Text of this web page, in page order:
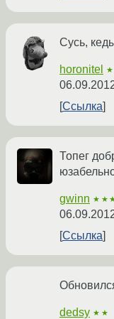
Сусь,
horonitel
Ссылка
Топег
gwinn
Ссылка
dedsy ★★